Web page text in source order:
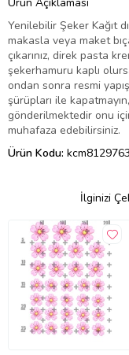
Ürün Açıklaması
Yenilebilir Şeker Kağıt
makasla veya maket
çıkarınız, direk pasta
şekerhamuru kaplı
ondan sonra resmi
şürüpları ile
gönderilmektedir onu
muhafaza edebilirsiniz.
Ürün Kodu:
İlginizi